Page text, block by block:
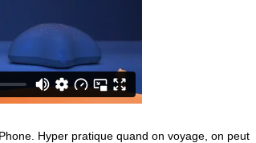
Hyper pratique quand on voyage, on peut